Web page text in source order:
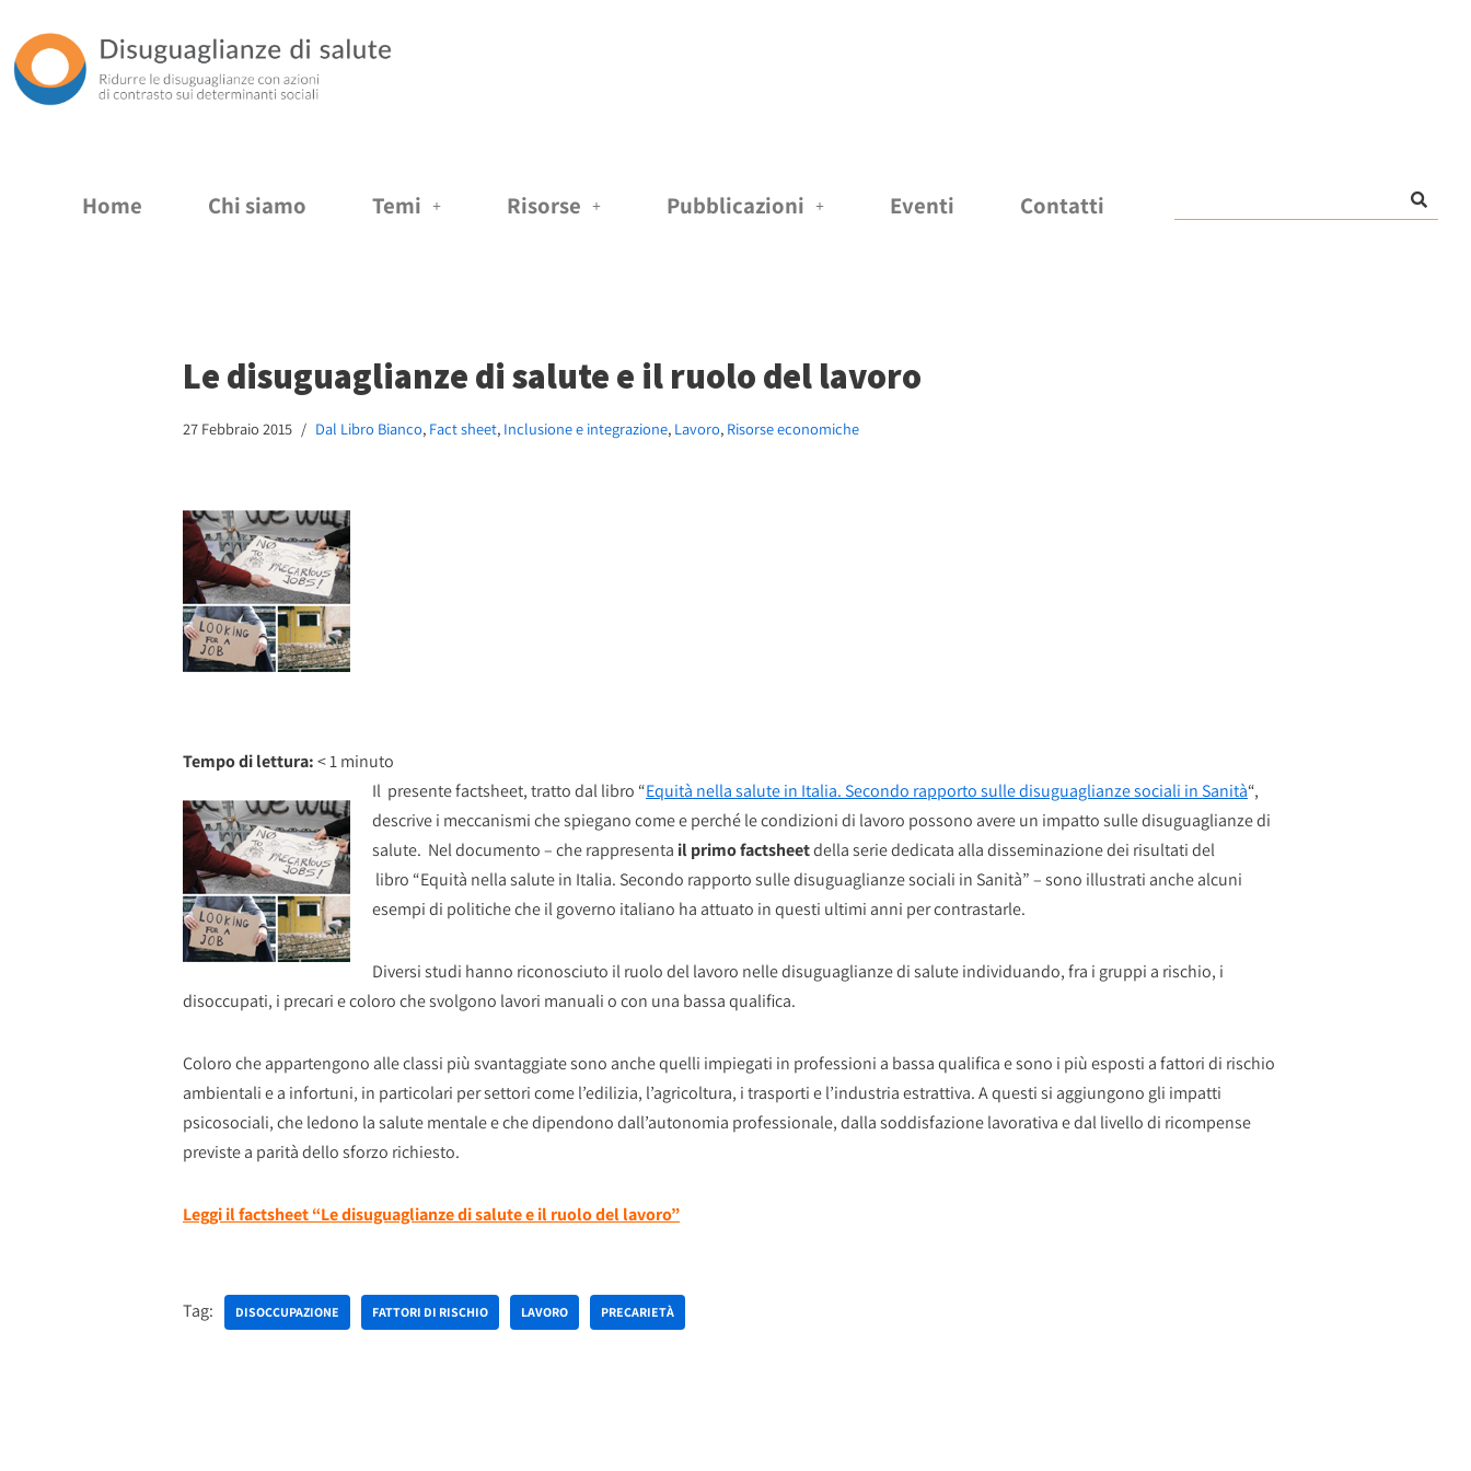
Vai
al
Home Chi siamo Temi Risorse Pubblicazioni Eventi Contatti
Le disuguaglianze di salute e il ruolo del lavoro
27 Febbraio 2015 Dal Libro Bianco, Fact sheet, Inclusione e integrazione, Lavoro, Risorse economiche
Tempo di lettura:< 1minuto
Il presente factsheet, tratto dal libro “Equità nella salute in Italia. Secondo rapporto sulle disuguaglianze sociali in Sanità“,
descrive i meccanismi che spiegano come e perché le condizioni di lavoro possono avere un impatto sulle disuguaglianze di
salute. Nel documento – che rappresenta il primo factsheetdella serie dedicata alla disseminazione dei risultati del
libro “Equità nella salute in Italia. Secondo rapporto sulle disuguaglianze sociali in Sanità” – sono illustrati anche alcuni
esempi di politiche che il governo italiano ha attuato in questi ultimi anni per contrastarle.
Diversi studi hanno riconosciuto il ruolo del lavoro nelle disuguaglianze di salute individuando, fra i gruppi a rischio, i
disoccupati, i precari e coloro che svolgono lavori manuali o con una bassa qualifica.
Coloro che appartengono alle classi più svantaggiate sono anche quelli impiegati in professioni a bassa qualifica e sono i più esposti a fattori di rischio
ambientali e a infortuni, in particolari per settori come l’edilizia, l’agricoltura, i trasporti e l’industria estrattiva. A questi si aggiungono gli impatti
psicosociali, che ledono la salute mentale e che dipendono dall’autonomia professionale, dalla soddisfazione lavorativa e dal livello di ricompense
previste a parità dello sforzo richiesto.
Leggi il factsheet “Le disuguaglianze di salute e il ruolo del lavoro”
Tag: DISOCCUPAZIONE FATTORI DI RISCHIO LAVORO PRECARIETÀ